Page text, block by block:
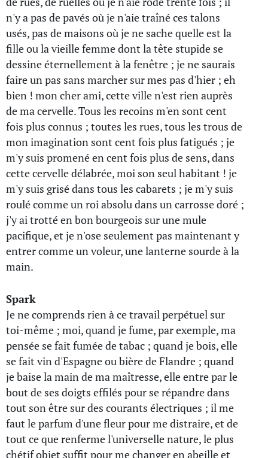
n'y a pas de pavés où je n'aie traîné ces talons
usés, pas de maisons où je ne sache quelle est la
fille ou la vieille femme dont la tête stupide se
dessine éternellement à la fenêtre ; je ne saurais
faire un pas sans marcher sur mes pas d'hier ; eh
bien ! mon cher ami, cette ville n'est rien auprès
de ma cervelle. Tous les recoins m'en sont cent
fois plus connus ; toutes les rues, tous les trous de
mon imagination sont cent fois plus fatigués ; je
m'y suis promené en cent fois plus de sens, dans
cette cervelle délabrée, moi son seul habitant ! je
m'y suis grisé dans tous les cabarets ; je m'y suis
roulé comme un roi absolu dans un carrosse doré ;
j'y ai trotté en bon bourgeois sur une mule
pacifique, et je n'ose seulement pas maintenant y
entrer comme un voleur, une lanterne sourde à la
main.
Spark
Je ne comprends rien à ce travail perpétuel sur
toi-même ; moi, quand je fume, par exemple, ma
pensée se fait fumée de tabac ; quand je bois, elle
se fait vin d'Espagne ou bière de Flandre ; quand
je baise la main de ma maîtresse, elle entre par le
bout de ses doigts effilés pour se répandre dans
tout son être sur des courants électriques ; il me
faut le parfum d'une fleur pour me distraire, et de
tout ce que renferme l'universelle nature, le plus
chétif objet suffit pour me changer en abeille et